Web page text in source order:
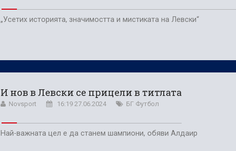
„Усетих историята, значимостта и мистиката на Левски“
И нов в Левски се прицели в титлата
Novsport 16:19 27.06.2024 БГ Футбол
Най-важната цел е да станем шампиони, обяви Алдаир